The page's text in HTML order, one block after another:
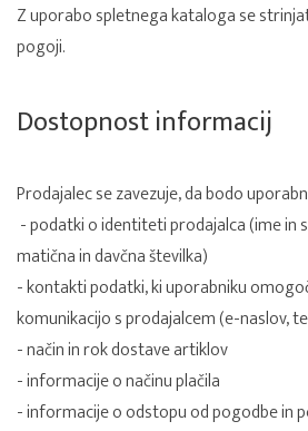
Z uporabo spletnega kataloga se
pogoji.
Dostopnost informacij
Prodajalec se zavezuje, da bodo
- podatki o identiteti prodajalca (ime in
matična in davčna številka)
- kontakti podatki, ki uporabniku
komunikacijo s prodajalcem (e-naslov,
- način in rok dostave artiklov
- informacije o načinu plačila
- informacije o odstopu od pogodbe in